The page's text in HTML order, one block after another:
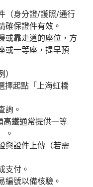
（身分證/護照/通行
確保證件有效。
或靠走道的座位，方
或一等座，提早預
擇起點「上海虹橋
詢。
高鐵通常提供一等
。
與證件上傳（若需
支付。
編號以備核驗。